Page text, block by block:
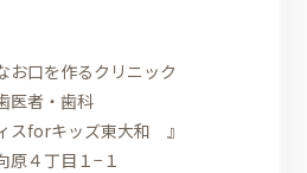
お口を作るクリニック
医者・歯科
スforキッズ東大和 』
原４丁目１−１